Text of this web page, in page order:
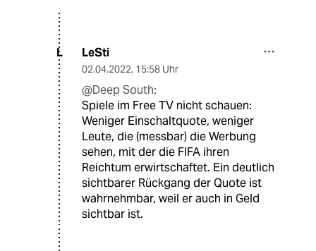
L LeSti
02.04.2022, 15:58 Uhr
@Deep South:
Spiele im Free TV nicht schauen:
Weniger Einschaltquote, weniger
Leute, die (messbar) die Werbung
sehen, mit der die FIFA ihren
Reichtum erwirtschaftet. Ein deutlich
sichtbarer Rückgang der Quote ist
wahrnehmbar, weil er auch in Geld
sichtbar ist.